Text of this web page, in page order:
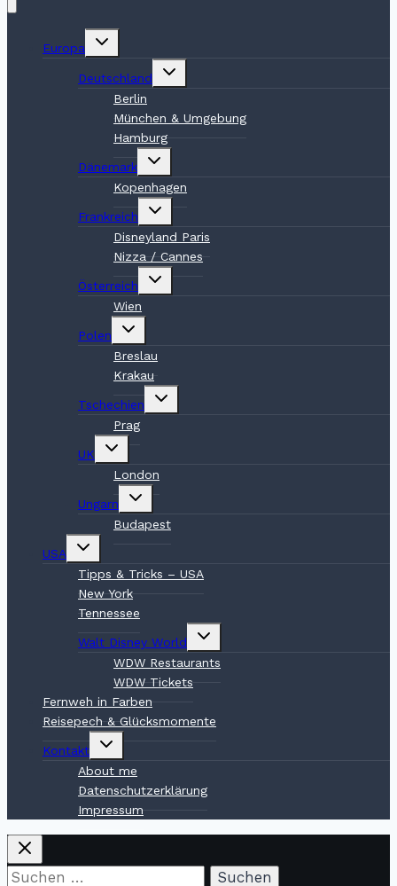
Europa
Untermenü
Deutschland
Untermenü
Berlin
München & Umgebung
Hamburg
Dänemark
Untermenü
Kopenhagen
Frankreich
Untermenü
Disneyland Paris
Nizza / Cannes
Österreich
Untermenü
Wien
Polen
Untermenü
Breslau
Krakau
Tschechien
Untermenü
Prag
UK
Untermenü
London
Ungarn
Untermenü
Budapest
USA
Untermenü
Tipps & Tricks – USA
New York
Tennessee
Walt Disney World
Untermenü
WDW Restaurants
WDW Tickets
Fernweh in Farben
Reisepech & Glücksmomente
Kontakt
Untermenü
About me
Datenschutzerklärung
Impressum
Suchen